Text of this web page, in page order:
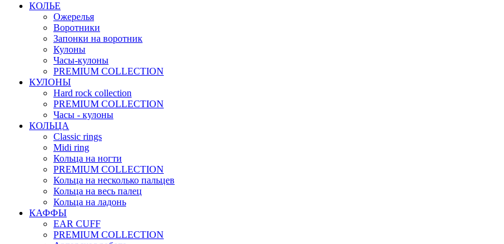
КОЛЬЕ
Ожерелья
Воротники
Запонки на воротник
Кулоны
Часы-кулоны
PREMIUM COLLECTION
КУЛОНЫ
Hard rock collection
PREMIUM COLLECTION
Часы - кулоны
КОЛЬЦА
Classic rings
Midi ring
Кольца на ногти
PREMIUM COLLECTION
Кольца на несколько пальцев
Кольца на весь палец
Кольца на ладонь
КАФФЫ
EAR CUFF
PREMIUM COLLECTION